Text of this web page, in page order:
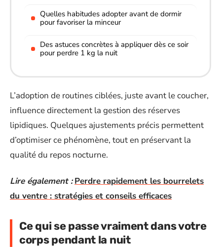
Quelles habitudes adopter avant de dormir
pour favoriser la minceur
Des astuces concrètes à appliquer dès ce soir
pour perdre 1 kg la nuit
L’adoption de routines ciblées, juste avant le coucher,
influence directement la gestion des réserves
lipidiques. Quelques ajustements précis permettent
d’optimiser ce phénomène, tout en préservant la
qualité du repos nocturne.
Lire également : Perdre rapidement les bourrelets
du ventre : stratégies et conseils efficaces
Ce qui se passe vraiment dans votre
corps pendant la nuit